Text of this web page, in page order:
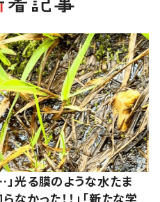
光る膜のような水たま
かった！！」「新たな学